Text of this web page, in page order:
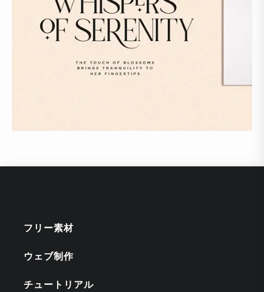
フリー素材
ウェブ制作
チュートリアル